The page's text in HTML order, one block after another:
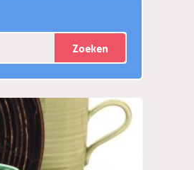
Zoeken